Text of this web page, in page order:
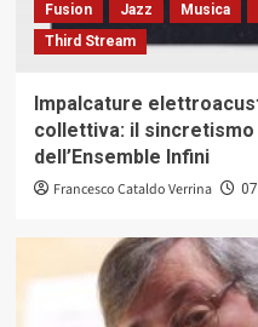
Fusion
Jazz Musica
Third Stream
Impalcature
collettiva: il sincretismo
dell’Ensemble Infini
Francesco Cataldo Verrina